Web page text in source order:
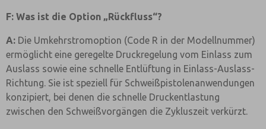
F: Was ist die Option „Rückfluss“?
A: Die Umkehrstromoption (Code R in der Modellnummer)
ermöglicht eine geregelte Druckregelung vom Einlass zum
Auslass sowie eine schnelle Entlüftung in Einlass-Auslass-
Richtung. Sie ist speziell für Schweißpistolenanwendungen
konzipiert, bei denen die schnelle Druckentlastung
zwischen den Schweißvorgängen die Zykluszeit verkürzt.